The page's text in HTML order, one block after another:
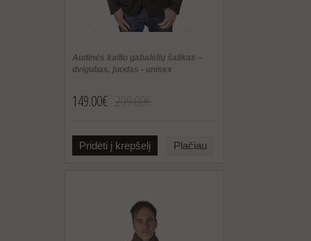
Audinės kailio gabalėlių šalikas –
dvigubas, juodas - unisex
149.00€
Pridėti į krepšelį Plačiau